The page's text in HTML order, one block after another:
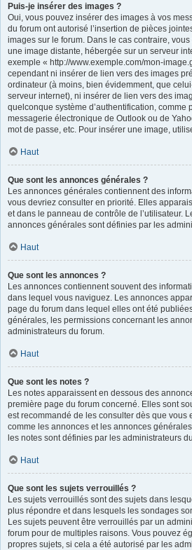
Puis-je insérer des images ?
Oui, vous pouvez insérer des images à vos
du forum ont autorisé l’insertion de pièces
images sur le forum. Dans le cas contraire,
une image distante, hébergée sur un serveur
exemple « http://www.exemple.com/mon-
cependant ni insérer de lien vers des images
ordinateur (à moins, bien évidemment, que
serveur internet), ni insérer de lien vers des
quelconque système d’authentification, comme
messagerie électronique de Outlook ou de
mot de passe, etc. Pour insérer une image,
Haut
Que sont les annonces générales ?
Les annonces générales contiennent des
vous devriez consulter en priorité. Elles
et dans le panneau de contrôle de l’utilisateur.
annonces générales sont définies par les
Haut
Que sont les annonces ?
Les annonces contiennent souvent des
dans lequel vous naviguez. Les annonces
page du forum dans lequel elles ont été
générales, les permissions concernant les
administrateurs du forum.
Haut
Que sont les notes ?
Les notes apparaissent en dessous des
première page du forum concerné. Elles sont
est recommandé de les consulter dès que vous
comme les annonces et les annonces
les notes sont définies par les administrateurs
Haut
Que sont les sujets verrouillés ?
Les sujets verrouillés sont des sujets dans
plus répondre et dans lesquels les sondages
Les sujets peuvent être verrouillés par un
forum pour de multiples raisons. Vous pouvez
propres sujets, si cela a été autorisé par les